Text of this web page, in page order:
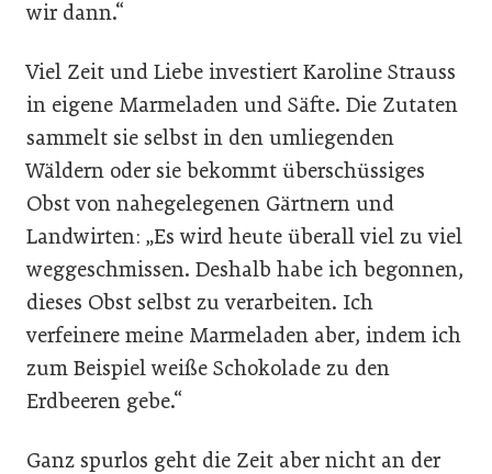
wir dann.“
Viel Zeit und Liebe investiert Karoline Strauss
in eigene Marmeladen und Säfte. Die Zutaten
sammelt sie selbst in den umliegenden
Wäldern oder sie bekommt überschüssiges
Obst von nahegelegenen Gärtnern und
Landwirten: „Es wird heute überall viel zu viel
weggeschmissen. Deshalb habe ich begonnen,
dieses Obst selbst zu verarbeiten. Ich
verfeinere meine Marmeladen aber, indem ich
zum Beispiel weiße Schokolade zu den
Erdbeeren gebe.“
Ganz spurlos geht die Zeit aber nicht an der